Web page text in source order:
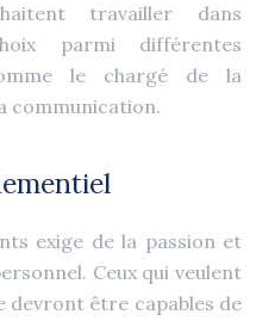
travailler dans
parmi différentes
le chargé de la
communication.
exige de la passion et
Ceux qui veulent
devront être capables de